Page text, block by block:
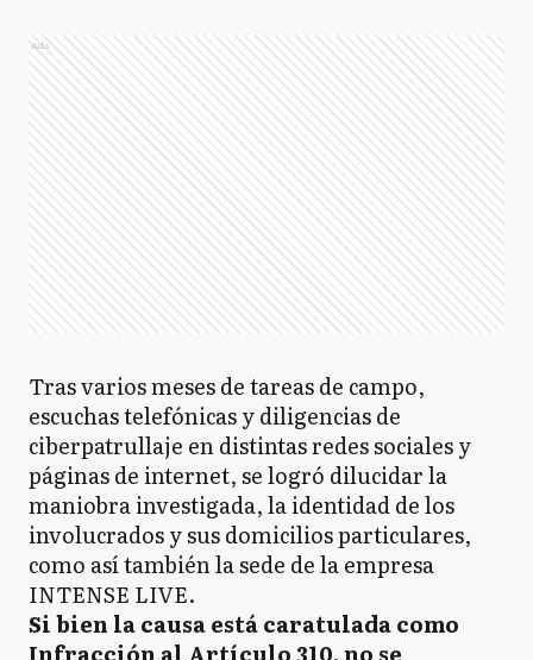
Ads
Tras varios meses de tareas de campo,
escuchas telefónicas y diligencias de
ciberpatrullaje en distintas redes sociales y
páginas de internet, se logró dilucidar la
maniobra investigada, la identidad de los
involucrados y sus domicilios particulares,
como así también la sede de la empresa
INTENSE LIVE.
Si bien la causa está caratulada como
Infracción al Artículo 310, no se